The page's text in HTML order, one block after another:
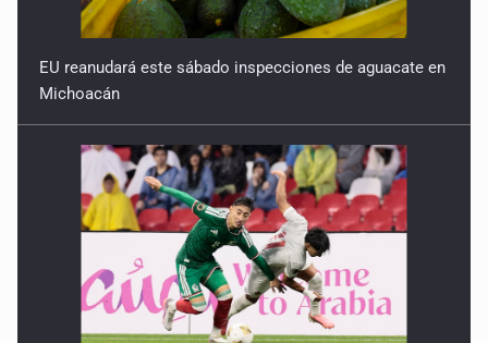
4 de Marzo de 2026
Periodistas antes que influencers
25 de Febrero de 2026
Cinco puntos que normalizan la opacidad
11 de Febrero de 2026
Cuidado con las carpetotas
4 de Febrero de 2026
EU reanudará este sábado inspecciones de aguacate en
Michoacán